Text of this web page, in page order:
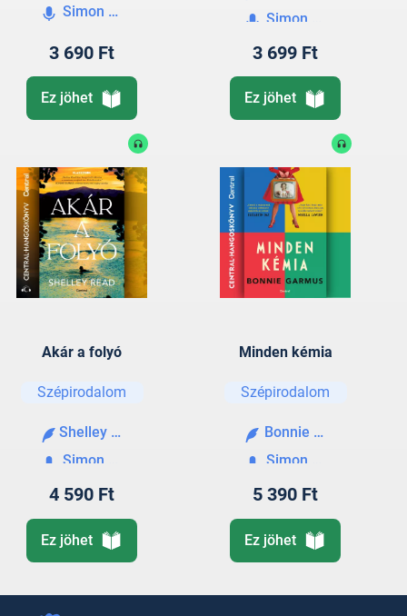
Simon Andrea
3 690 Ft
Ez jöhet
Simon Andrea
3 699 Ft
Ez jöhet
Akár a folyó
Szépirodalom
Shelley Read
Simon Andrea
4 590 Ft
Ez jöhet
Minden kémia
Szépirodalom
Bonnie Garmus
Simon Andrea
5 390 Ft
Ez jöhet